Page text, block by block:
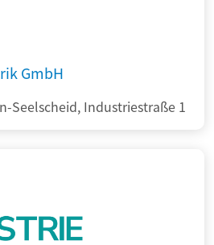
GmbH
Seelscheid, Industriestraße 1